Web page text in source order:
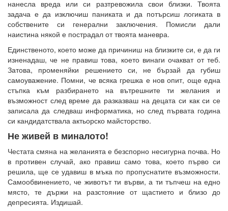
нанесла вреда или си разтревожила свои близки. Твоята
задача е да изключиш паниката и да потърсиш логиката в
собствените си генерални заключения. Помисли дали
наистина някой е пострадал от твоята маневра.
Единственото, което може да причиниш на близките си, е да ги
изненадаш, че не правиш това, което винаги очакват от теб.
Затова, променяйки решението си, не бързай да губиш
самоуважение. Помни, че всяка грешка е нов опит, още една
стъпка към разбирането на вътрешните ти желания и
възможност след време да разказваш на децата си как си се
записала да следваш информатика, но след първата година
си кандидатствала актьорско майсторство.
Не живей в миналото!
Честата смяна на желанията е безспорно несигурна почва. Но
в противен случай, ако правиш само това, което първо си
решила, ще се удавиш в мъка по пропуснатите възможности.
Самообвинението, че животът ти върви, а ти тъпчеш на едно
място, те държи на разстояние от щастието и близо до
депресията. Издишай.